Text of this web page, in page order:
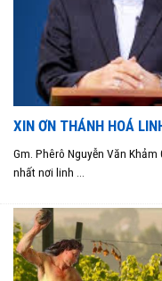
XIN ƠN THÁNH HOÁ
Gm. Phêrô Nguyễn Văn
nhất nơi linh ...